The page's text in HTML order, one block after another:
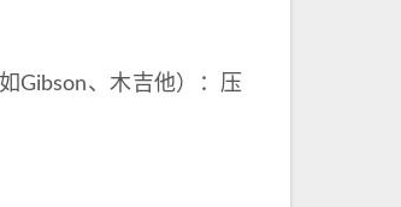
Gibson、木吉他）：压